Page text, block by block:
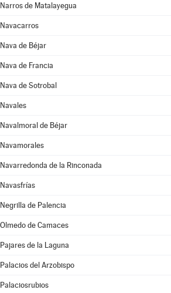
Narros de Matalayegua
Navacarros
Nava de Béjar
Nava de Francia
Nava de Sotrobal
Navales
Navalmoral de Béjar
Navamorales
Navarredonda de la Rinconada
Navasfrías
Negrilla de Palencia
Olmedo de Camaces
Pajares de la Laguna
Palacios del Arzobispo
Palaciosrubios